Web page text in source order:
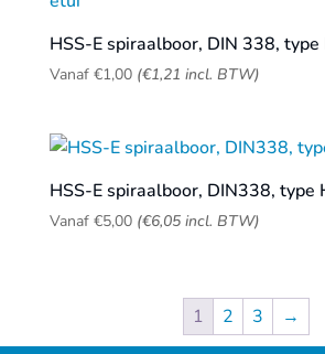
HSS-E spiraalboor, DIN 338,
Vanaf €1,00 (€1,21 incl. BTW)
HSS-E spiraalboor, DIN338, type
Vanaf €5,00 (€6,05incl. BTW)
1 2 3 →